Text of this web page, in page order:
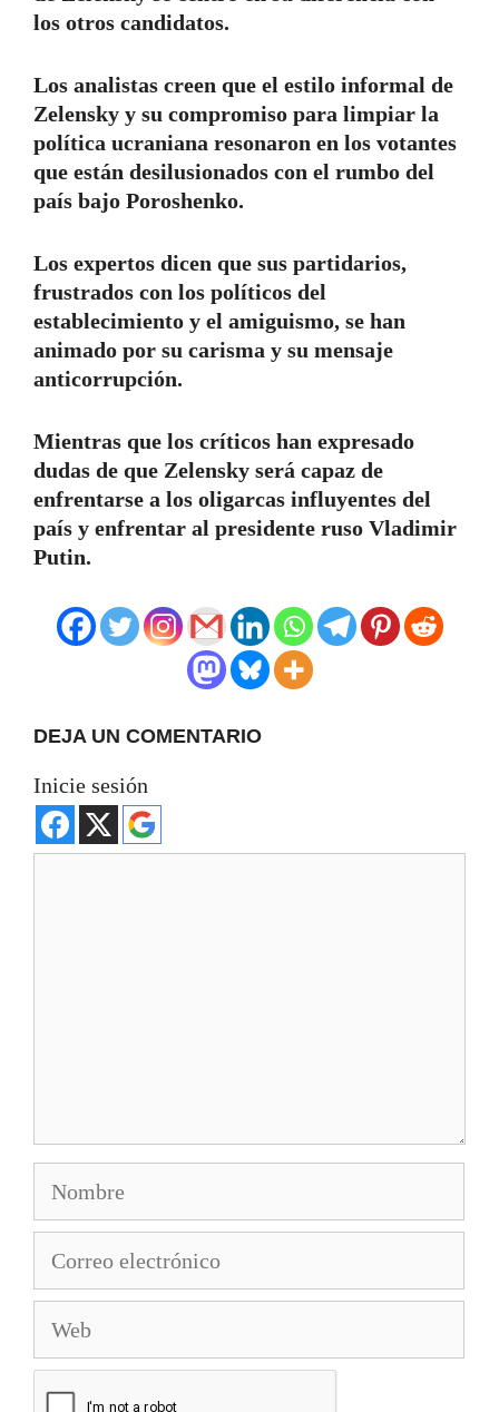
los otros candidatos.
Los analistas creen que el estilo informal de
Zelensky y su compromiso para limpiar la
política ucraniana resonaron en los votantes
que están desilusionados con el rumbo del
país bajo Poroshenko.
Los expertos dicen que sus partidarios,
frustrados con los políticos del
establecimiento y el amiguismo, se han
animado por su carisma y su mensaje
anticorrupción.
Mientras que los críticos han expresado
dudas de que Zelensky será capaz de
enfrentarse a los oligarcas influyentes del
país y enfrentar al presidente ruso Vladimir
Putin.
DEJA UN COMENTARIO
Inicie sesión
electrónico